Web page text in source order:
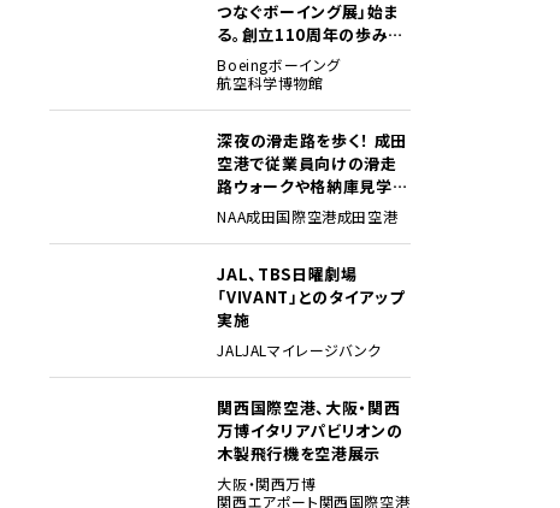
つなぐボーイング展」始ま
る。創立110周年の歩みを
貴重な資料でたどる
Boeingボーイング
航空科学博物館
深夜の滑走路を歩く！ 成田
空港で従業員向けの滑走
路ウォークや格納庫見学イ
ベントを初開催
NAA成田国際空港成田空港
JAL、TBS日曜劇場
「VIVANT」とのタイアップ
実施
JALJALマイレージバンク
関西国際空港、大阪・関西
万博イタリアパビリオンの
木製飛行機を空港展示
大阪・関西万博
関西エアポート関西国際空港